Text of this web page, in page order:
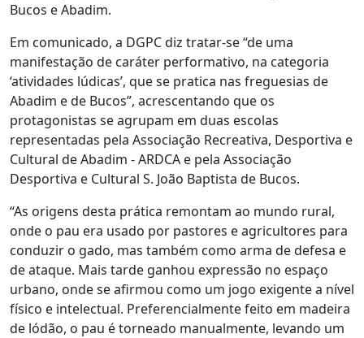
Bucos e Abadim.
Em comunicado, a DGPC diz tratar-se “de uma
manifestação de caráter performativo, na categoria
‘atividades lúdicas’, que se pratica nas freguesias de
Abadim e de Bucos”, acrescentando que os
protagonistas se agrupam em duas escolas
representadas pela Associação Recreativa, Desportiva e
Cultural de Abadim - ARDCA e pela Associação
Desportiva e Cultural S. João Baptista de Bucos.
“As origens desta prática remontam ao mundo rural,
onde o pau era usado por pastores e agricultores para
conduzir o gado, mas também como arma de defesa e
de ataque. Mais tarde ganhou expressão no espaço
urbano, onde se afirmou como um jogo exigente a nível
físico e intelectual. Preferencialmente feito em madeira
de lódão, o pau é torneado manualmente, levando um